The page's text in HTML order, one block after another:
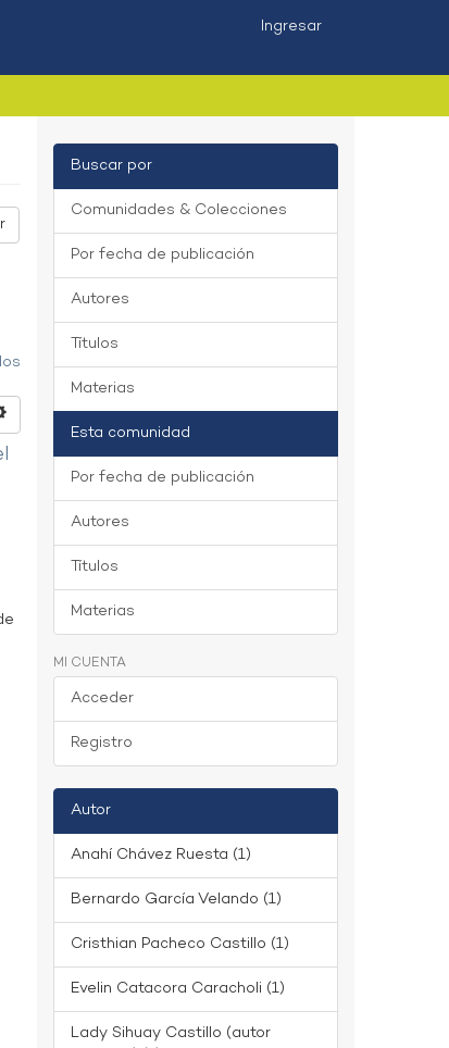
Ingresar
Buscar por
Comunidades & Colecciones
Por fecha de publicación
Autores
Títulos
Materias
Esta comunidad
Por fecha de publicación
Autores
Títulos
Materias
MI CUENTA
Acceder
Registro
Autor
Anahí Chávez Ruesta (1)
Bernardo García Velando (1)
Cristhian Pacheco Castillo (1)
Evelin Catacora Caracholi (1)
Lady Sihuay Castillo (autor